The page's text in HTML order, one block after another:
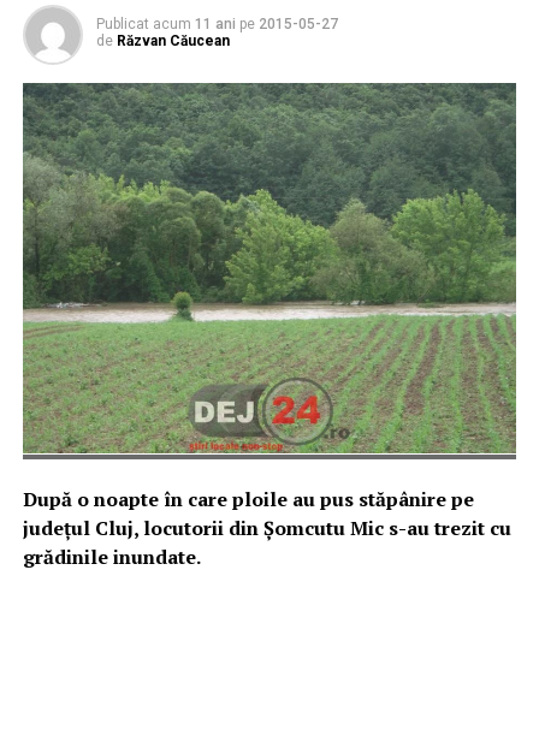
Publicat acum 11 ani pe 2015-05-27
de Răzvan Căucean
După o noapte în care ploile au pus stăpânire pe
județul Cluj, locutorii din Șomcutu Mic s-au trezit cu
grădinile inundate.